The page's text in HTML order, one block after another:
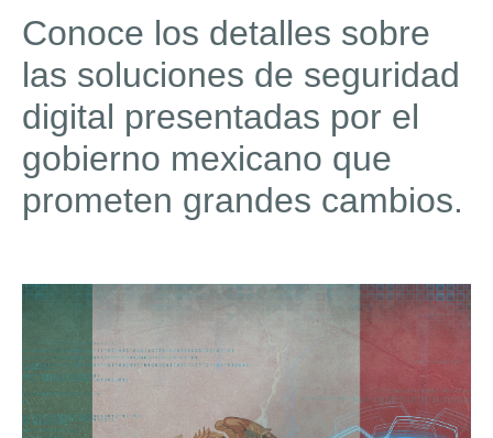
Conoce los detalles sobre
las soluciones de seguridad
digital presentadas por el
gobierno mexicano que
prometen grandes cambios.